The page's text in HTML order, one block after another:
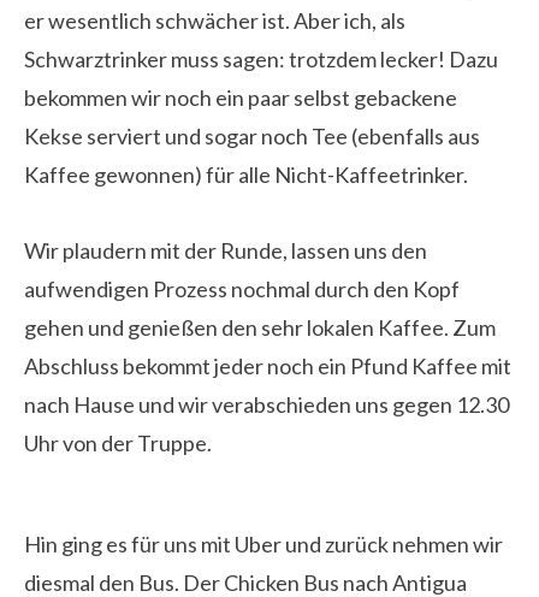
er wesentlich schwächer ist. Aber ich, als
Schwarztrinker muss sagen: trotzdem lecker! Dazu
bekommen wir noch ein paar selbst gebackene
Kekse serviert und sogar noch Tee (ebenfalls aus
Kaffee gewonnen) für alle Nicht-Kaffeetrinker.
Wir plaudern mit der Runde, lassen uns den
aufwendigen Prozess nochmal durch den Kopf
gehen und genießen den sehr lokalen Kaffee. Zum
Abschluss bekommt jeder noch ein Pfund Kaffee mit
nach Hause und wir verabschieden uns gegen 12.30
Uhr von der Truppe.
Hin ging es für uns mit Uber und zurück nehmen wir
diesmal den Bus. Der Chicken Bus nach Antigua